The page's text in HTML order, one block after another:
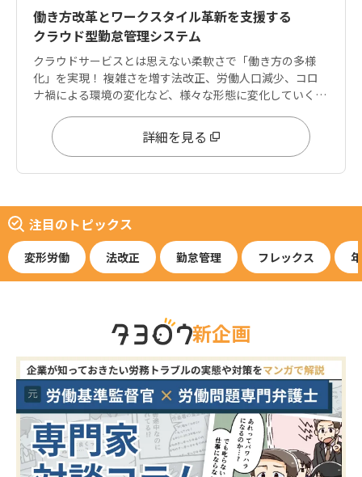
働き方改革とワークスタイル革新を支援する
クラウド型勤怠管理システム
クラウドサービスとは思えない柔軟さで「働き方の多様
化」を実現！ 複雑さを増す法改正、労働人口減少、コロ
ナ禍による環境の変化など、様々な形態に変化していく働
詳細を見る
注目のトピックス
変形労働 法改正 勤怠管理 フレックス
新企画